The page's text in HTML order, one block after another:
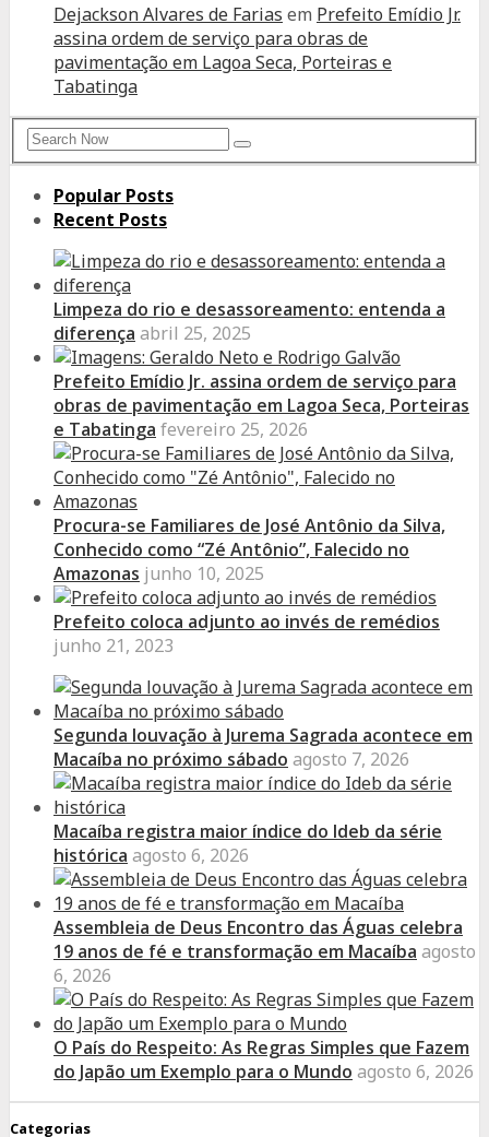
Dejackson Alvares de Farias em Prefeito Emídio Jr.
assina ordem de serviço para obras de
pavimentação em Lagoa Seca, Porteiras e
Tabatinga
Search
for:
Search
Popular Posts
Recent Posts
Limpeza do rio e desassoreamento: entenda a
diferença abril 25, 2025
Prefeito Emídio Jr. assina ordem de serviço para
obras de pavimentação em Lagoa Seca, Porteiras
e Tabatinga fevereiro 25, 2026
Procura-se Familiares de José Antônio da Silva,
Conhecido como “Zé Antônio”, Falecido no
Amazonas junho 10, 2025
Prefeito coloca adjunto ao invés de remédios
junho 21, 2023
Segunda louvação à Jurema Sagrada acontece em
Macaíba no próximo sábado agosto 7, 2026
Macaíba registra maior índice do Ideb da série
histórica agosto 6, 2026
Assembleia de Deus Encontro das Águas celebra
19 anos de fé e transformação em Macaíba agosto
6, 2026
O País do Respeito: As Regras Simples que Fazem
do Japão um Exemplo para o Mundo agosto 6, 2026
Categorias